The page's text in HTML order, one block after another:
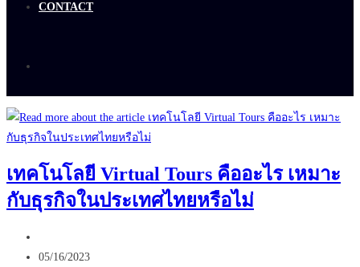
CONTACT
เทคโนโลยี Virtual Tours คืออะไร เหมาะ
กับธุรกิจในประเทศไทยหรือไม่
author:
Post
05/16/2023